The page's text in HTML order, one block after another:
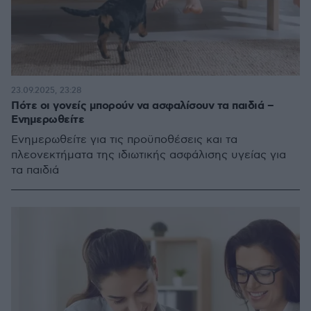
Πότε οι γονείς μπορούν να ασφαλίσουν τα παιδιά –
Ενημερωθείτε
Ενημερωθείτε για τις προϋποθέσεις και τα
πλεονεκτήματα της ιδιωτικής ασφάλισης υγείας για
τα παιδιά
23.09.2025, 23:28